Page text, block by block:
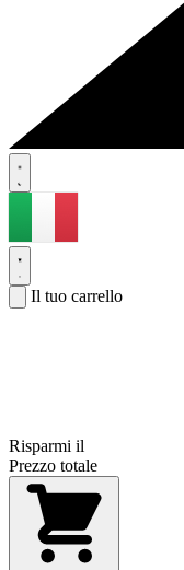
Il tuo carrello
Risparmi il
Prezzo totale